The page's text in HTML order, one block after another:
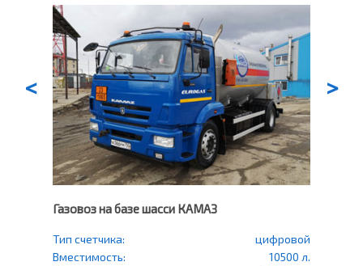
<
Газовоз на базе шасси КАМАЗ
Тип счетчика:
цифровой
Вместимость:
10500 л.
>